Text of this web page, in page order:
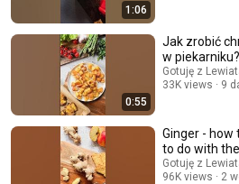
1:06
0:55
Jak zrobić
w piekarniku?
Gotuję z
33K views
9
Ginger - how
to do with
Gotuję z
96K views
2